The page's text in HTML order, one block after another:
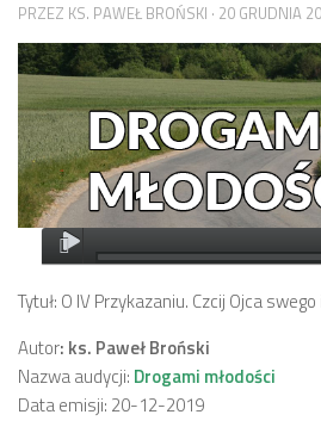
PRZEZ KS. PAWEŁ BROŃSKI · 20 GRUDNIA
Tytuł: O IV Przykazaniu. Czcij Ojca
Autor: ks. Paweł Broński
Nazwa audycji: Drogami młodości
Data emisji: 20-12-2019